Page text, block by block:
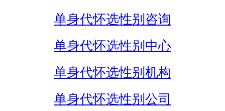
单身代怀选性别咨询
单身代怀选性别中心
单身代怀选性别机构
单身代怀选性别公司